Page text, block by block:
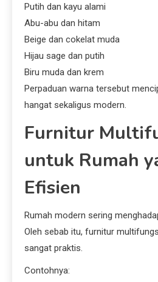
Putih dan kayu alami
Abu-abu dan hitam
Beige dan cokelat muda
Hijau sage dan putih
Biru muda dan krem
Perpaduan warna tersebut
hangat sekaligus modern.
Furnitur
untuk Rumah
Efisien
Rumah modern sering
Oleh sebab itu, furnitur
sangat praktis.
Contohnya: